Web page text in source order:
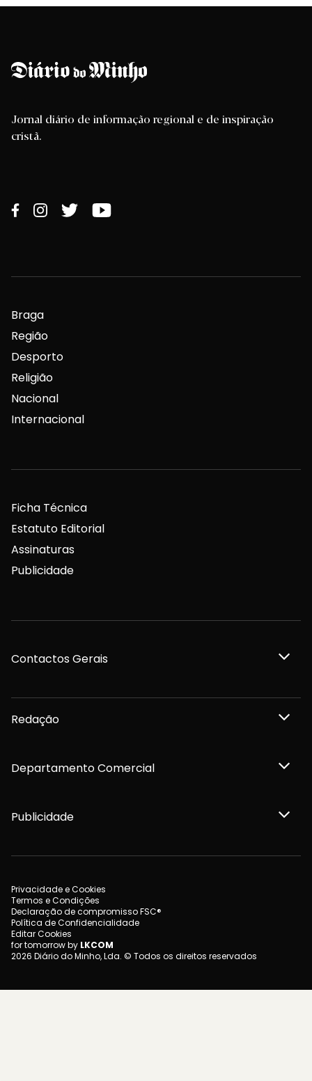
Jornal diário de informação regional e de inspiração
cristã.
Braga
Região
Desporto
Religião
Nacional
Internacional
Ficha Técnica
Estatuto Editorial
Assinaturas
Publicidade
Contactos Gerais
Redação
Departamento Comercial
Publicidade
Privacidade e Cookies
Termos e Condições
Declaração de compromisso FSC®
Política de Confidencialidade
Editar Cookies
for tomorrow by LKCOM
2026 Diário do Minho, Lda. © Todos os direitos reservados